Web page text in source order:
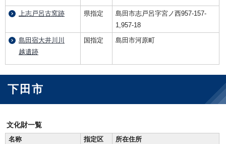
上志戸呂古窯跡 県指定
島田市志戸呂字宮ノ西957-157-
1,957-18
島田宿大井川川
越遺跡
国指定 島田市河原町
下田市
文化財一覧
名称
指定区
所在住所